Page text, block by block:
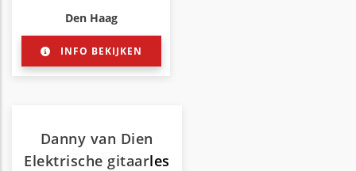
Den Haag
INFO BEKIJKEN
Danny van Dien
Elektrische gitaarles